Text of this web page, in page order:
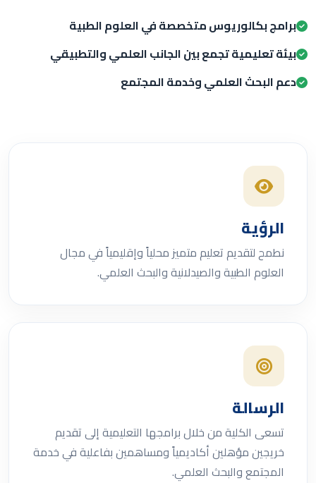
برامج بكالوريوس متخصصة في العلوم الطبية
بيئة تعليمية تجمع بين الجانب العلمي والتطبيقي
دعم البحث العلمي وخدمة المجتمع
الرؤية
نطمح لتقديم تعليم متميز محلياً وإقليمياً في مجال
العلوم الطبية والصيدلانية والبحث العلمي.
الرسالة
تسعى الكلية من خلال برامجها التعليمية إلى تقديم
خريجين مؤهلين أكاديمياً ومساهمين بفاعلية في خدمة
المجتمع والبحث العلمي.